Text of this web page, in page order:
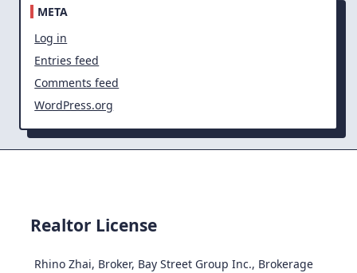
META
Log in
Entries feed
Comments feed
WordPress.org
Realtor License
Rhino Zhai, Broker, Bay Street Group Inc., Brokerage